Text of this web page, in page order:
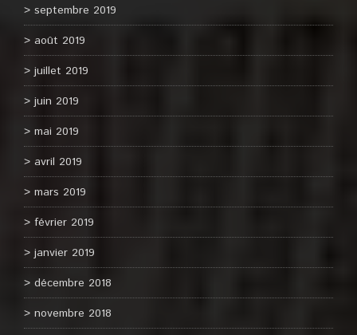
septembre 2019
août 2019
juillet 2019
juin 2019
mai 2019
avril 2019
mars 2019
février 2019
janvier 2019
décembre 2018
novembre 2018